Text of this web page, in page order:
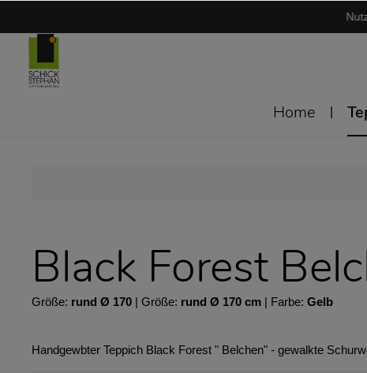
Home
Black Forest
Größe: rund Ø 170 | Größe: rund Ø 170 cm | Farbe: Gelb
Handgewbter Teppich Black Forest " Belchen" - gewalkte